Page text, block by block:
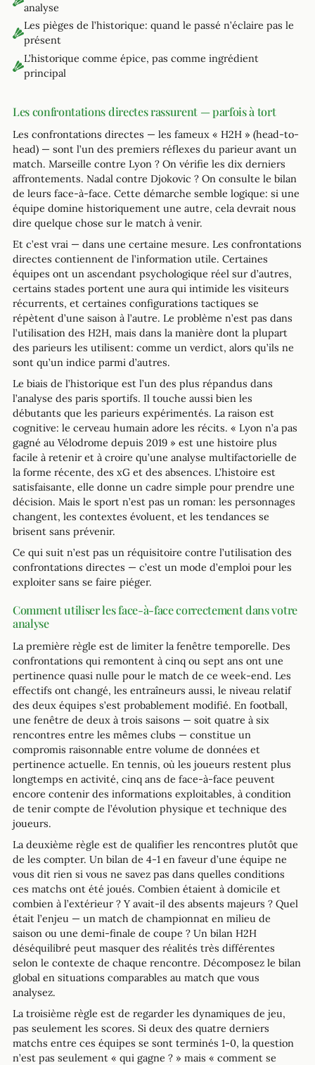
analyse
Les pièges de l’historique: quand le passé n’éclaire pas le
présent
L’historique comme épice, pas comme ingrédient
principal
Les confrontations directes rassurent — parfois à tort
Les confrontations directes — les fameux « H2H » (head-to-
head) — sont l’un des premiers réflexes du parieur avant un
match. Marseille contre Lyon ? On vérifie les dix derniers
affrontements. Nadal contre Djokovic ? On consulte le bilan
de leurs face-à-face. Cette démarche semble logique: si une
équipe domine historiquement une autre, cela devrait nous
dire quelque chose sur le match à venir.
Et c’est vrai — dans une certaine mesure. Les confrontations
directes contiennent de l’information utile. Certaines
équipes ont un ascendant psychologique réel sur d’autres,
certains stades portent une aura qui intimide les visiteurs
récurrents, et certaines configurations tactiques se
répètent d’une saison à l’autre. Le problème n’est pas dans
l’utilisation des H2H, mais dans la manière dont la plupart
des parieurs les utilisent: comme un verdict, alors qu’ils ne
sont qu’un indice parmi d’autres.
Le biais de l’historique est l’un des plus répandus dans
l’analyse des paris sportifs. Il touche aussi bien les
débutants que les parieurs expérimentés. La raison est
cognitive: le cerveau humain adore les récits. « Lyon n’a pas
gagné au Vélodrome depuis 2019 » est une histoire plus
facile à retenir et à croire qu’une analyse multifactorielle de
la forme récente, des xG et des absences. L’histoire est
satisfaisante, elle donne un cadre simple pour prendre une
décision. Mais le sport n’est pas un roman: les personnages
changent, les contextes évoluent, et les tendances se
brisent sans prévenir.
Ce qui suit n’est pas un réquisitoire contre l’utilisation des
confrontations directes — c’est un mode d’emploi pour les
exploiter sans se faire piéger.
Comment utiliser les face-à-face correctement dans votre
analyse
La première règle est de limiter la fenêtre temporelle. Des
confrontations qui remontent à cinq ou sept ans ont une
pertinence quasi nulle pour le match de ce week-end. Les
effectifs ont changé, les entraîneurs aussi, le niveau relatif
des deux équipes s’est probablement modifié. En football,
une fenêtre de deux à trois saisons — soit quatre à six
rencontres entre les mêmes clubs — constitue un
compromis raisonnable entre volume de données et
pertinence actuelle. En tennis, où les joueurs restent plus
longtemps en activité, cinq ans de face-à-face peuvent
encore contenir des informations exploitables, à condition
de tenir compte de l’évolution physique et technique des
joueurs.
La deuxième règle est de qualifier les rencontres plutôt que
de les compter. Un bilan de 4-1 en faveur d’une équipe ne
vous dit rien si vous ne savez pas dans quelles conditions
ces matchs ont été joués. Combien étaient à domicile et
combien à l’extérieur ? Y avait-il des absents majeurs ? Quel
était l’enjeu — un match de championnat en milieu de
saison ou une demi-finale de coupe ? Un bilan H2H
déséquilibré peut masquer des réalités très différentes
selon le contexte de chaque rencontre. Décomposez le bilan
global en situations comparables au match que vous
analysez.
La troisième règle est de regarder les dynamiques de jeu,
pas seulement les scores. Si deux des quatre derniers
matchs entre ces équipes se sont terminés 1-0, la question
n’est pas seulement « qui gagne ? » mais « comment se